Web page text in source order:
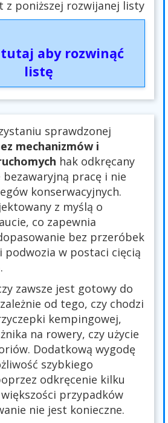
z poniższej rozwijanej listy
aby rozwinąć
listę
sprawdzonej
mechanizmów i
hak odkręcany
pracę i nie
konserwacyjnych.
z myślą o
co zapewnia
bez przeróbek
w postaci cięcią
zawsze jest gotowy do
od tego, czy chodzi
kempingowej,
na rowery, czy użycie
Dodatkową wygodę
szybkiego
odkręcenie kilku
przypadków
nie jest konieczne.